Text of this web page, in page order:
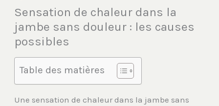
Sensation de chaleur dans la
jambe sans douleur : les causes
possibles
Table des matières
Une sensation de chaleur dans la jambe sans